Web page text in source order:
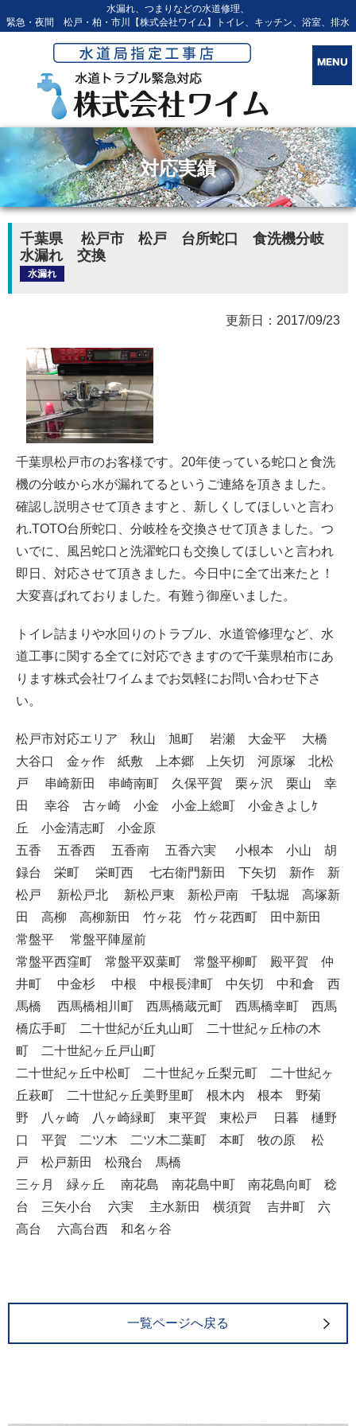
水漏れ、つまりなどの水道修理、
緊急・夜間 松戸・柏・市川【株式会社ワイム】トイレ、キッチン、浴室、排水
対応実績
千葉県 松戸市 松戸 台所蛇口 食洗機分岐
水漏れ 交換
水漏れ
更新日：2017/09/23
千葉県松戸市のお客様です。20年使っている蛇口と食洗
機の分岐から水が漏れてるというご連絡を頂きました。
確認し説明させて頂きますと、新しくしてほしいと言わ
れ.TOTO台所蛇口、分岐栓を交換させて頂きました。つ
いでに、風呂蛇口と洗濯蛇口も交換してほしいと言われ
即日、対応させて頂きました。今日中に全て出来たと！
大変喜ばれておりました。有難う御座いました。
トイレ詰まりや水回りのトラブル、水道管修理など、水
道工事に関する全てに対応できますので千葉県柏市にあ
ります株式会社ワイムまでお気軽にお問い合わせ下さ
い。
松戸市対応エリア 秋山 旭町 岩瀬 大金平 大橋
大谷口 金ヶ作 紙敷 上本郷 上矢切 河原塚 北松
戸 串崎新田 串崎南町 久保平賀 栗ヶ沢 栗山 幸
田 幸谷 古ヶ崎 小金 小金上総町 小金きよしｹ
丘 小金清志町 小金原
五香 五香西 五香南 五香六実 小根本 小山 胡
録台 栄町 栄町西 七右衛門新田 下矢切 新作 新
松戸 新松戸北 新松戸東 新松戸南 千駄堀 高塚新
田 高柳 高柳新田 竹ヶ花 竹ヶ花西町 田中新田
常盤平 常盤平陣屋前
常盤平西窪町 常盤平双葉町 常盤平柳町 殿平賀 仲
井町 中金杉 中根 中根長津町 中矢切 中和倉 西
馬橋 西馬橋相川町 西馬橋蔵元町 西馬橋幸町 西馬
橋広手町 二十世紀が丘丸山町 二十世紀ヶ丘柿の木
町 二十世紀ヶ丘戸山町
二十世紀ヶ丘中松町 二十世紀ヶ丘梨元町 二十世紀ヶ
丘萩町 二十世紀ヶ丘美野里町 根木内 根本 野菊
野 八ヶ崎 八ヶ崎緑町 東平賀 東松戸 日暮 樋野
口 平賀 二ツ木 二ツ木二葉町 本町 牧の原 松
戸 松戸新田 松飛台 馬橋
三ヶ月 緑ヶ丘 南花島 南花島中町 南花島向町 稔
台 三矢小台 六実 主水新田 横須賀 吉井町 六
高台 六高台西 和名ヶ谷
一覧ページへ戻る